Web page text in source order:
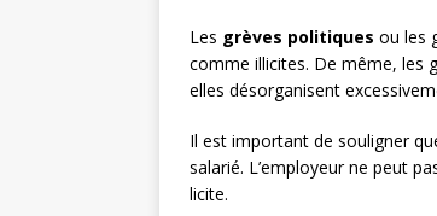
Les grèves politiques ou les
comme illicites. De même, les
elles désorganisent
Il est important de souligner
salarié. L’employeur ne peut
licite.